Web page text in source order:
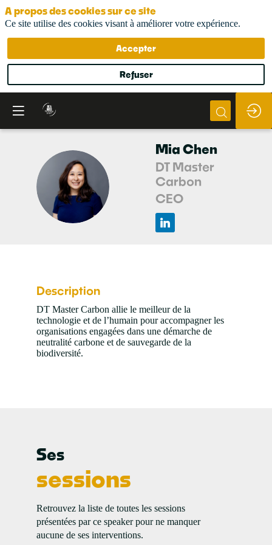
MC
MiaChen
DT Master
Carbon
CEO
Description
DT Master Carbon allie le meilleur de la
technologie et de l’humain pour accompagner les
organisations engagées dans une démarche de
neutralité carbone et de sauvegarde de la
biodiversité.
Ses
sessions
Retrouvez la liste de toutes les sessions
présentées par ce speaker pour ne manquer
aucune de ses interventions.
A propos des cookies sur ce site
Ce site utilise des cookies visant à améliorer votre expérience.
Accepter
Refuser